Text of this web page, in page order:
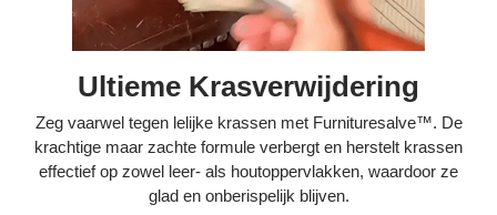
Ultieme Krasverwijdering
Zeg vaarwel tegen lelijke krassen met Furnituresalve™. De
krachtige maar zachte formule verbergt en herstelt krassen
effectief op zowel leer- als houtoppervlakken, waardoor ze
glad en onberispelijk blijven.